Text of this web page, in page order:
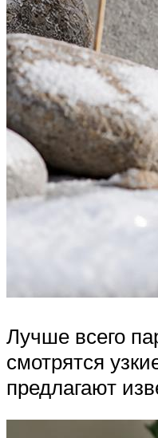
Лучше всего
смотрятся
предлагают